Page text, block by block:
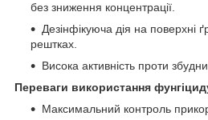
без зниження концентрації.
Дезінфікуюча дія на поверхні
рештках.
Висока активність проти
Переваги використання
Максимальний контроль